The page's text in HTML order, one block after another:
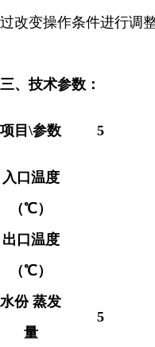
过改变操作条件进行调
三、技术参数：
项目 \参数 5
入口温度
（℃）
出口温度
（℃）
水份 蒸发
量
5